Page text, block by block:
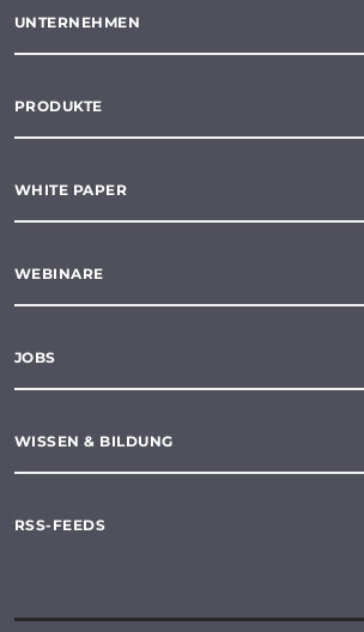
UNTERNEHMEN
PRODUKTE
WHITE PAPER
WEBINARE
JOBS
WISSEN & BILDUNG
RSS-FEEDS